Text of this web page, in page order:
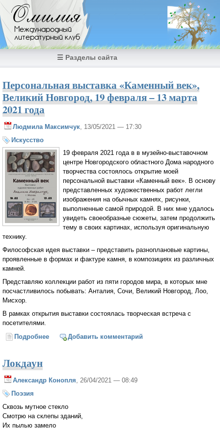
Перейти к основному содержанию
Омилия
Международный
литературный клуб
☰ Разделы сайта
Персональная выставка «Каменный век»,
Великий Новгород, 19 февраля – 13 марта
2021 года
Людмила Максимчук , 13/05/2021 — 17:30
Искусство
19 февраля 2021 года в в музейно-выставочном
центре Новгородского областного Дома народного
творчества состоялось открытие моей
персональной выставки «Каменный век». В основу
представленных художественных работ легли
изображения на обычных камнях, рисунки,
выполненные самой природой. В них мне удалось
увидеть своеобразные сюжеты, затем продолжить
тему в своих картинах, используя оригинальную
технику.
Философская идея выставки – представить разноплановые картины,
проявленные в формах и фактуре камня, в композициях из различных
камней.
Представляю коллекции работ из пяти городов мира, в которых мне
посчастливилось побывать: Анталия, Сочи, Великий Новгород, Лоо,
Мисхор.
В рамках открытия выставки состоялась творческая встреча с
посетителями.
Подробнее о Персональная выставка «Каменный век», Великий
Добавить комментарий
Локдаун
Александр Конопля, 26/04/2021 — 08:49
Поэзия
Сквозь мутное стекло
Смотрю на склепы зданий,
Их пылью замело